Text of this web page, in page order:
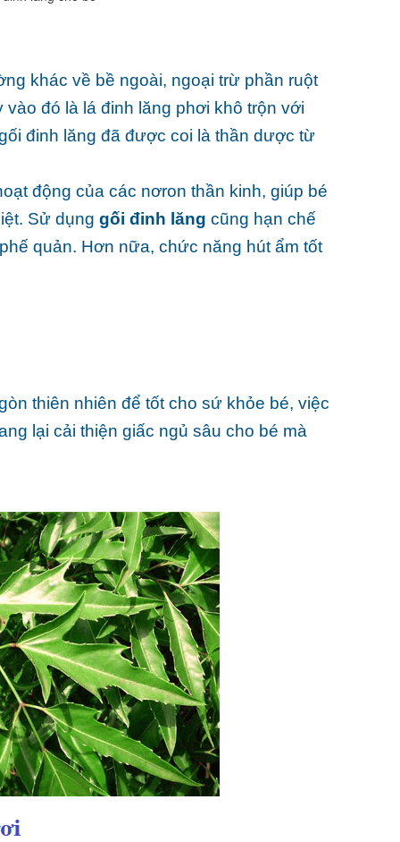
khác về bề ngoài, ngoại trừ phần ruột
đó là lá đinh lăng phơi khô trộn với
đinh lăng đã được coi là thần dược từ
động của các nơron thần kinh, giúp bé
Sử dụng gối đinh lăng cũng hạn chế
quản. Hơn nữa, chức năng hút ẩm tốt
thiên nhiên để tốt cho sứ khỏe bé, việc
lại cải thiện giấc ngủ sâu cho bé mà